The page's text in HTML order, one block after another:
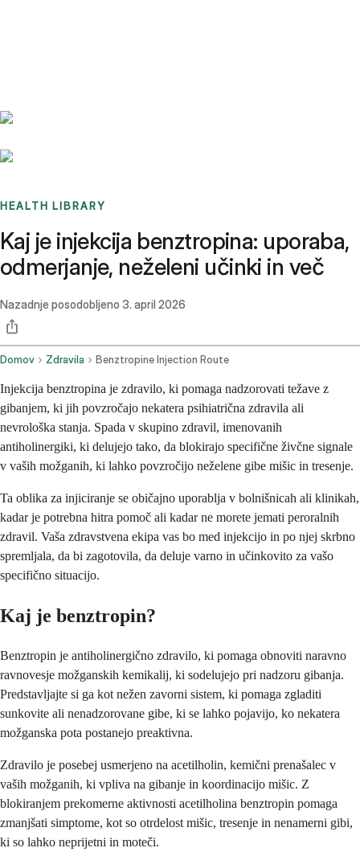
HEALTH LIBRARY
Kaj je injekcija benztropina: uporaba,
odmerjanje, neželeni učinki in več
Nazadnje posodobljeno 3. april 2026
Domov Zdravila Benztropine Injection Route
Injekcija benztropina je zdravilo, ki pomaga nadzorovati težave z
gibanjem, ki jih povzročajo nekatera psihiatrična zdravila ali
nevrološka stanja. Spada v skupino zdravil, imenovanih
antiholinergiki, ki delujejo tako, da blokirajo specifične živčne signale
v vaših možganih, ki lahko povzročijo neželene gibe mišic in tresenje.
Ta oblika za injiciranje se običajno uporablja v bolnišnicah ali klinikah,
kadar je potrebna hitra pomoč ali kadar ne morete jemati peroralnih
zdravil. Vaša zdravstvena ekipa vas bo med injekcijo in po njej skrbno
spremljala, da bi zagotovila, da deluje varno in učinkovito za vašo
specifično situacijo.
Kaj je benztropin?
Benztropin je antiholinergično zdravilo, ki pomaga obnoviti naravno
ravnovesje možganskih kemikalij, ki sodelujejo pri nadzoru gibanja.
Predstavljajte si ga kot nežen zavorni sistem, ki pomaga zgladiti
sunkovite ali nenadzorovane gibe, ki se lahko pojavijo, ko nekatera
možganska pota postanejo preaktivna.
Zdravilo je posebej usmerjeno na acetilholin, kemični prenašalec v
vaših možganih, ki vpliva na gibanje in koordinacijo mišic. Z
blokiranjem prekomerne aktivnosti acetilholina benztropin pomaga
zmanjšati simptome, kot so otrdelost mišic, tresenje in nenamerni gibi,
ki so lahko neprijetni in moteči.